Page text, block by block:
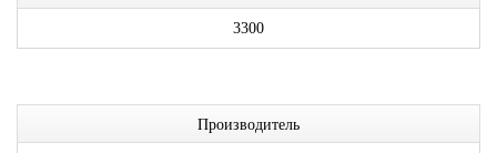
3300
Производитель